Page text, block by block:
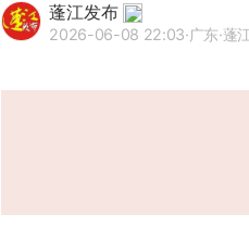
蓬江发布
2026-06-08 22:03·广东·蓬